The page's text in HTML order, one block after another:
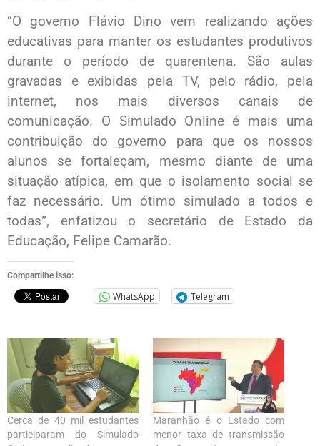
“O governo Flávio Dino vem realizando ações
educativas para manter os estudantes produtivos
durante o período de quarentena. São aulas
gravadas e exibidas pela TV, pelo rádio, pela
internet, nos mais diversos canais de
comunicação. O Simulado Online é mais uma
contribuição do governo para que os nossos
alunos se fortaleçam, mesmo diante de uma
situação atípica, em que o isolamento social se
faz necessário. Um ótimo simulado a todos e
todas”, enfatizou o secretário de Estado da
Educação, Felipe Camarão.
Compartilhe isso:
WhatsApp Telegram
Cerca de 40 mil estudantes
participaram do Simulado
Maranhão é o Estado com
menor taxa de transmissão